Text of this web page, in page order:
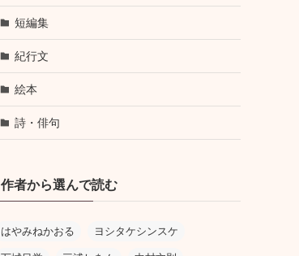
短編集
紀行文
絵本
詩・俳句
作者から選んで読む
はやみねかおる ヨシタケシンスケ